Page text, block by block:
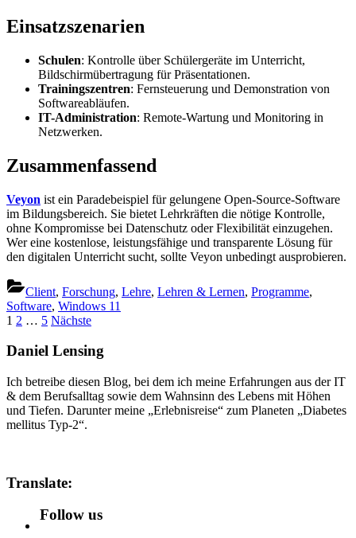
Einsatzszenarien
Schulen: Kontrolle über Schülergeräte im Unterricht,
Bildschirmübertragung für Präsentationen.
Trainingszentren: Fernsteuerung und Demonstration von
Softwareabläufen.
IT-Administration: Remote-Wartung und Monitoring in
Netzwerken.
Zusammenfassend
Veyon ist ein Paradebeispiel für gelungene Open-Source-Software
im Bildungsbereich. Sie bietet Lehrkräften die nötige Kontrolle,
ohne Kompromisse bei Datenschutz oder Flexibilität einzugehen.
Wer eine kostenlose, leistungsfähige und transparente Lösung für
den digitalen Unterricht sucht, sollte Veyon unbedingt ausprobieren.
Client, Forschung, Lehre, Lehren & Lernen, Programme,
Software, Windows 11
Seitennummerierung
der
1 2 … 5 Nächste
Daniel Lensing
Ich betreibe diesen Blog, bei dem ich meine Erfahrungen aus der IT
& dem Berufsalltag sowie dem Wahnsinn des Lebens mit Höhen
und Tiefen. Darunter meine „Erlebnisreise“ zum Planeten „Diabetes
mellitus Typ-2“.
Translate:
Follow us